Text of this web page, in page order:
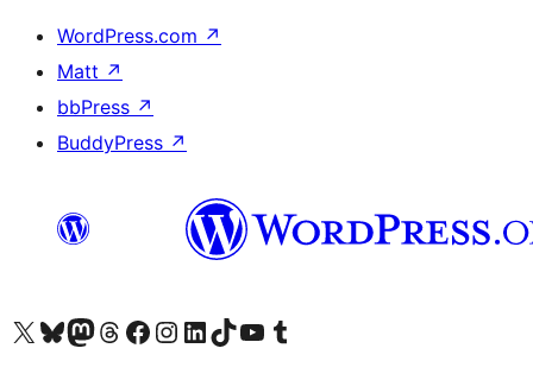
WordPress.com ↗
Matt ↗
bbPress ↗
BuddyPress ↗
Visit our X (formerly Twitter) account
Visit our Bluesky account
Visit our Mastodon account
Visit our Threads account
Visit our Facebook page
Visit our Instagram account
Visit our LinkedIn account
Visit our TikTok account
Visit our YouTube channel
Visit our Tumblr account